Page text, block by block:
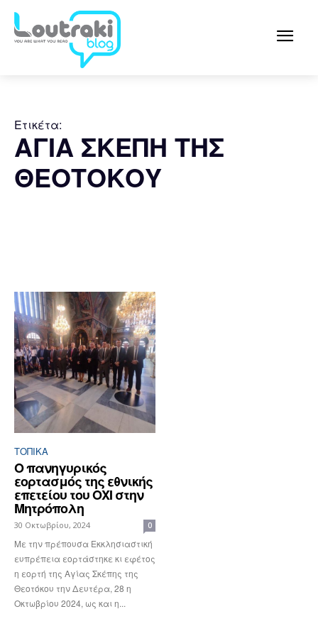
Ετικέτα:
ΑΓΙΑ ΣΚΕΠΗ ΤΗΣ
ΘΕΟΤΟΚΟΥ
ΤΟΠΙΚΑ
Ο πανηγυρικός
εορτασμός της εθνικής
επετείου του ΟΧΙ στην
Μητρόπολη
30 Οκτωβρίου, 2024 0
Με την πρέπουσα Εκκλησιαστική
ευπρέπεια εορτάστηκε κι εφέτος
η εορτή της Αγίας Σκέπης της
Θεοτόκου την Δευτέρα, 28 η
Οκτωβρίου 2024, ως και η...